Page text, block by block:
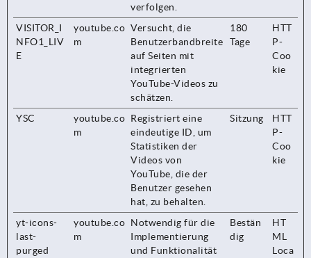
verfolgen.
VISITOR_I
NFO1_LIV
E
youtube.co
m
Versucht, die
Benutzerbandbreite
auf Seiten mit
integrierten
YouTube-Videos zu
schätzen.
180
Tage
HTT
P-
Coo
kie
YSC
youtube.co
m
Registriert eine
eindeutige ID, um
Statistiken der
Videos von
YouTube, die der
Benutzer gesehen
hat, zu behalten.
Sitzung
HTT
P-
Coo
kie
yt-icons-
last-
purged
youtube.co
m
Notwendig für die
Implementierung
und Funktionalität
Bestän
dig
HT
ML
Loca